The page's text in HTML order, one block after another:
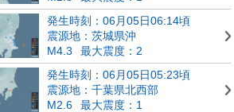
発生時刻：06月05日06:14頃
震源地：茨城県沖
M4.3
最大震度：2
発生時刻：06月05日05:23頃
震源地：千葉県北西部
M2.6
最大震度：1